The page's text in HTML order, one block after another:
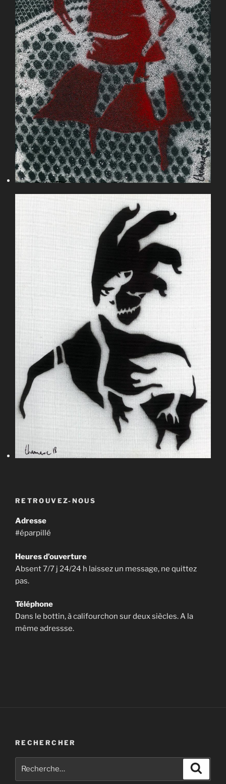
RETROUVEZ-NOUS
Adresse
#éparpillé
Heures d’ouverture
Absent 7/7 j 24/24 h laissez un message, ne quittez
pas.
Téléphone
Dans le bottin, à califourchon sur deux siècles. A la
même adressse.
RECHERCHER